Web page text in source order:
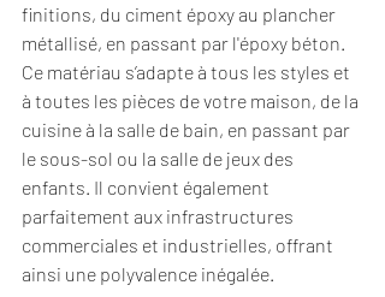
finitions, du ciment époxy au plancher
métallisé, en passant par l'époxy béton.
Ce matériau s’adapte à tous les styles et
à toutes les pièces de votre maison, de la
cuisine à la salle de bain, en passant par
le sous-sol ou la salle de jeux des
enfants. Il convient également
parfaitement aux infrastructures
commerciales et industrielles, offrant
ainsi une polyvalence inégalée.